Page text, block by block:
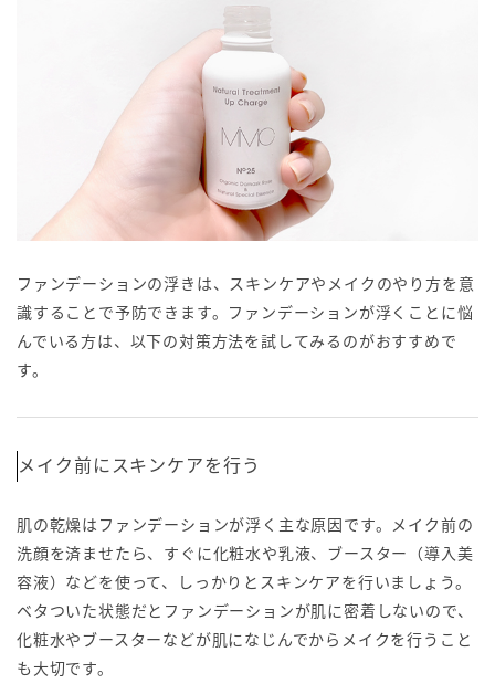
ファンデーションの浮きは、スキンケアやメイクのやり方を意
識することで予防できます。ファンデーションが浮くことに悩
んでいる方は、以下の対策方法を試してみるのがおすすめで
す。
メイク前にスキンケアを行う
肌の乾燥はファンデーションが浮く主な原因です。メイク前の
洗顔を済ませたら、すぐに化粧水や乳液、ブースター（導入美
容液）などを使って、しっかりとスキンケアを行いましょう。
ベタついた状態だとファンデーションが肌に密着しないので、
化粧水やブースターなどが肌になじんでからメイクを行うこと
も大切です。